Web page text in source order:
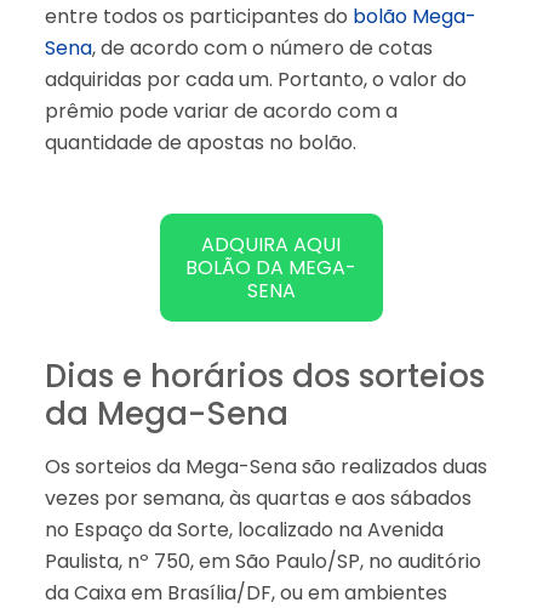
entre todos os participantes do bolão Mega-
Sena, de acordo com o número de cotas
adquiridas por cada um. Portanto, o valor do
prêmio pode variar de acordo com a
quantidade de apostas no bolão.
ADQUIRA AQUI
BOLÃO DA MEGA-
SENA
Dias e horários dos sorteios
da Mega-Sena
Os sorteios da Mega-Sena são realizados duas
vezes por semana, às quartas e aos sábados
no Espaço da Sorte, localizado na Avenida
Paulista, nº 750, em São Paulo/SP, no auditório
da Caixa em Brasília/DF, ou em ambientes